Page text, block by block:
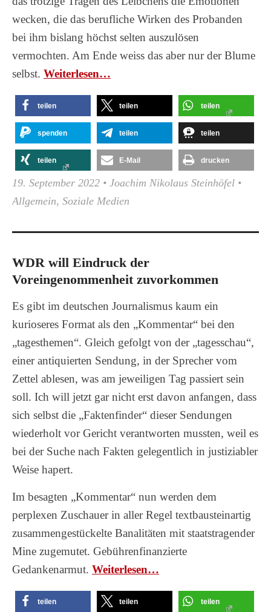
wecken, die das berufliche Wirken des Probanden
bei ihm bislang höchst selten auszulösen
vermochten. Am Ende weiss das aber nur der Blume
selbst. Wei­ter­le­sen…
teilen teilen teilen
spenden teilen teilen
teilen E-Mail drucken
19. September 2022 • Joachim Nikolaus Steinhöfel •
Allgemein, Soziale Medien
WDR will Eindruck der
Voreingenommenheit zuvorkommen
Es gibt im deutschen Journalismus kaum ein
kurioseres Format als den „Kommentar“ bei den
„tagesthemen“. Gleich gefolgt von der „tagesschau“,
einer antiquierten Sendung, in der Sprecher vom
Zettel ablesen, was am jeweiligen Tag passiert sein
soll. Ich will jetzt gar nicht erst davon anfangen, dass
sich selbst die „Faktenfinder“ dieser Sendungen
wiederholt vor Gericht verantworten mussten, weil es
bei der Suche nach Fakten gelegentlich in justiziabler
Weise hapert.
Im besagten „Kommentar“ nun werden dem
perplexen Zuschauer in aller Regel textbausteinartig
zusammengestückelte Banalitäten mit staatstragender
Mine zugemutet. Gebührenfinanzierte
Gedankenarmut. Wei­ter­le­sen…
teilen teilen teilen